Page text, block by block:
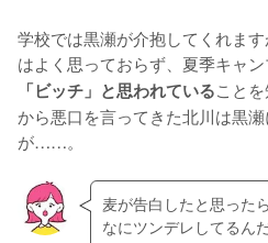
学校では黒瀬が介抱してくれま
はよく思っておらず、夏季キャ
「ビッチ」と思われていること
から悪口を言ってきた北川は黒
が……。
麦が告白したと思った
なにツンデレしてるん